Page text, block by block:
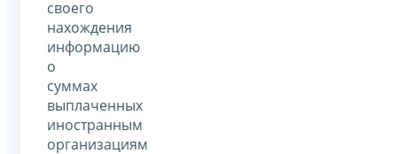
своего
нахождения
информацию
о
суммах
выплаченных
иностранным
организациям